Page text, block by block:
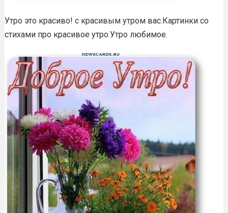
Утро это красиво! с красивым утром вас.Картинки со
стихами про красивое утро.Утро любимое.